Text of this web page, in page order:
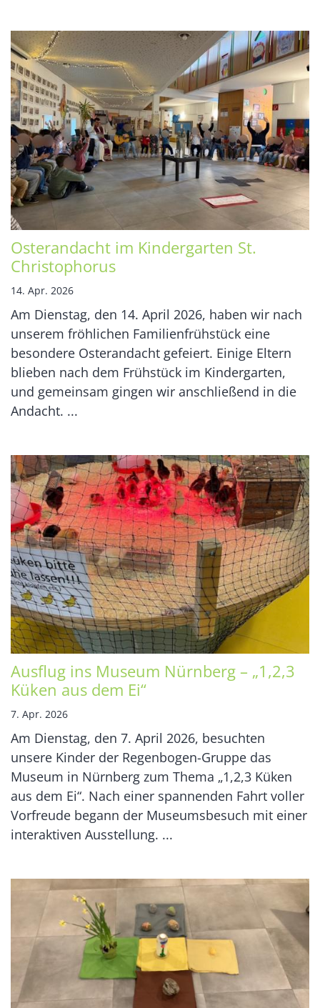
Osterandacht im Kindergarten St.
Christophorus
14. Apr. 2026
Am Dienstag, den 14. April 2026, haben wir nach
unserem fröhlichen Familienfrühstück eine
besondere Osterandacht gefeiert. Einige Eltern
blieben nach dem Frühstück im Kindergarten,
und gemeinsam gingen wir anschließend in die
Andacht. ...
Ausflug ins Museum Nürnberg – „1,2,3
Küken aus dem Ei“
7. Apr. 2026
Am Dienstag, den 7. April 2026, besuchten
unsere Kinder der Regenbogen-Gruppe das
Museum in Nürnberg zum Thema „1,2,3 Küken
aus dem Ei“. Nach einer spannenden Fahrt voller
Vorfreude begann der Museumsbesuch mit einer
interaktiven Ausstellung. ...